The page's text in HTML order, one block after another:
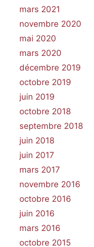
mars 2021
novembre 2020
mai 2020
mars 2020
décembre 2019
octobre 2019
juin 2019
octobre 2018
septembre 2018
juin 2018
juin 2017
mars 2017
novembre 2016
octobre 2016
juin 2016
mars 2016
octobre 2015